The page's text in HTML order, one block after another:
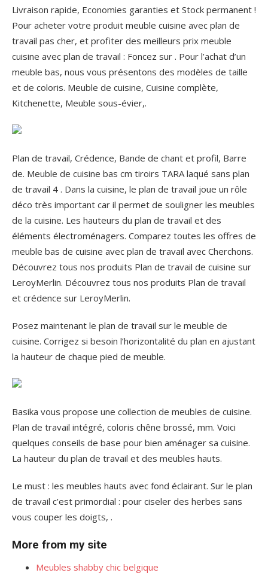
Livraison rapide, Economies garanties et Stock permanent !
Pour acheter votre produit meuble cuisine avec plan de
travail pas cher, et profiter des meilleurs prix meuble
cuisine avec plan de travail : Foncez sur . Pour l’achat d’un
meuble bas, nous vous présentons des modèles de taille
et de coloris. Meuble de cuisine, Cuisine complète,
Kitchenette, Meuble sous-évier,.
Plan de travail, Crédence, Bande de chant et profil, Barre
de. Meuble de cuisine bas cm tiroirs TARA laqué sans plan
de travail 4 . Dans la cuisine, le plan de travail joue un rôle
déco très important car il permet de souligner les meubles
de la cuisine. Les hauteurs du plan de travail et des
éléments électroménagers. Comparez toutes les offres de
meuble bas de cuisine avec plan de travail avec Cherchons.
Découvrez tous nos produits Plan de travail de cuisine sur
LeroyMerlin. Découvrez tous nos produits Plan de travail
et crédence sur LeroyMerlin.
Posez maintenant le plan de travail sur le meuble de
cuisine. Corrigez si besoin l’horizontalité du plan en ajustant
la hauteur de chaque pied de meuble.
Basika vous propose une collection de meubles de cuisine.
Plan de travail intégré, coloris chêne brossé, mm. Voici
quelques conseils de base pour bien aménager sa cuisine.
La hauteur du plan de travail et des meubles hauts.
Le must : les meubles hauts avec fond éclairant. Sur le plan
de travail c’est primordial : pour ciseler des herbes sans
vous couper les doigts, .
More from my site
Meubles shabby chic belgique